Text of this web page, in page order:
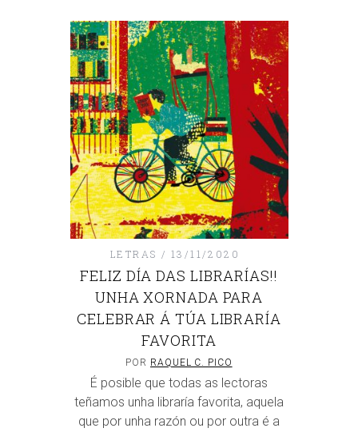
LETRAS 13/11/2020
FELIZ DÍA DAS LIBRARÍAS!!
UNHA XORNADA PARA
CELEBRAR Á TÚA LIBRARÍA
FAVORITA
POR RAQUEL C. PICO
É posible que todas as lectoras
teñamos unha libraría favorita, aquela
que por unha razón ou por outra é a